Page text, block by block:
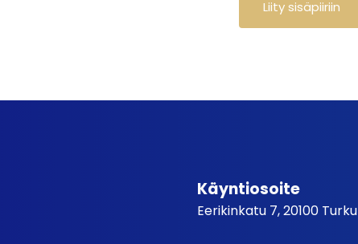
Käyntiosoite
Eerikinkatu 7, 20100 Turku